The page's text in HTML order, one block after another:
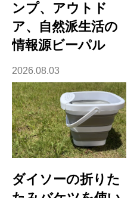
ンプ、アウトド
ア、自然派生活の
情報源ビーパル
2026.08.03
ダイソーの折りた